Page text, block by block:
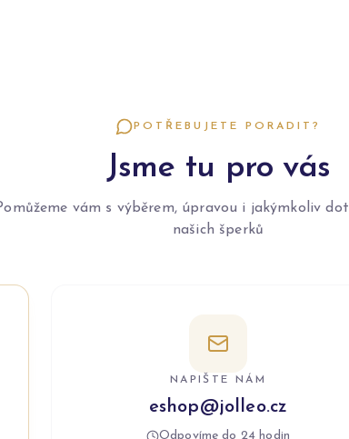
POTŘEBUJETE PORADIT?
Jsme tu pro vás
vám s výběrem, úpravou i jakýmkoliv
našich šperků
NAPIŠTE NÁM
eshop@jolleo.cz
Odpovíme do 24 hodin